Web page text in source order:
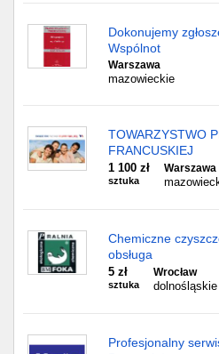
Dokonujemy
Wspólnot
Warszawa
mazowieckie
TOWARZYSTWO
FRANCUSKIEJ
1 100 zł
sztuka
Warszawa
Chemiczne
obsługa
5 zł
sztuka
Wrocław
dolnośląskie
Profesjonalny